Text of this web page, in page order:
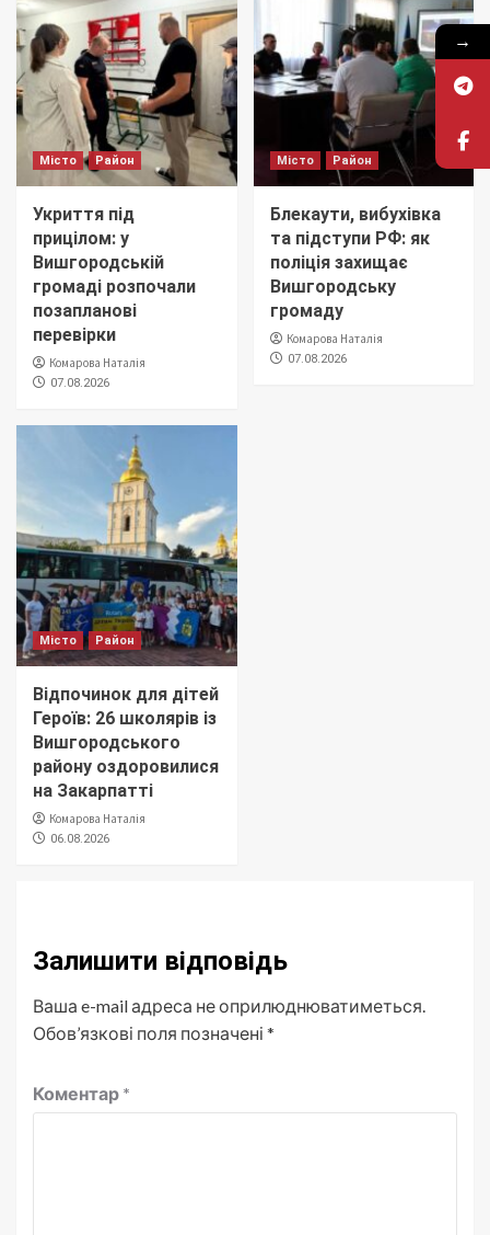
Місто Район
Укриття під
прицілом: у
Вишгородській
громаді розпочали
позапланові
перевірки
Комарова Наталія
07.08.2026
Місто Район
Блекаути, вибухівка
та підступи РФ: як
поліція захищає
Вишгородську
громаду
Комарова Наталія
07.08.2026
Місто Район
Відпочинок для дітей
Героїв: 26 школярів із
Вишгородського
району оздоровилися
на Закарпатті
Комарова Наталія
06.08.2026
Залишити відповідь
Ваша e-mail адреса не оприлюднюватиметься.
Обов’язкові поля позначені *
Коментар *
→